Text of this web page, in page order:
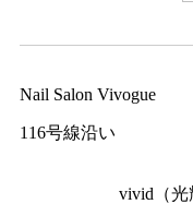
Nail Salon Vivogue
116号線沿い
vivid（光